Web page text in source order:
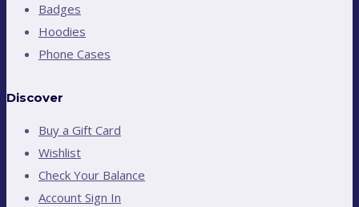
Badges
Hoodies
Phone Cases
Discover
Buy a Gift Card
Wishlist
Check Your Balance
Account Sign In